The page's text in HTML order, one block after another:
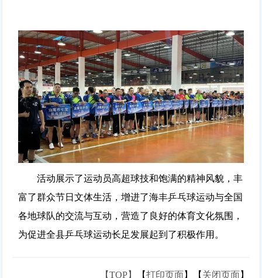
活动展示了运动员高超球技和饱满的精神风貌，丰
富了群众节日文体生活，增进了海丰乒乓球运动与全国
各地球队的交流与互动，营造了良好的体育文化氛围，
为促进全县乒乓球运动长足发展起到了积极作用。
【TOP】 【打印页面】【 关闭页面】